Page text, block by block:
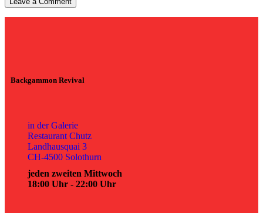
Backgammon Revival
in der Galerie
Restaurant Chutz
Landhausquai 3
CH-4500 Solothurn
jeden zweiten Mittwoch
18:00 Uhr - 22:00 Uhr